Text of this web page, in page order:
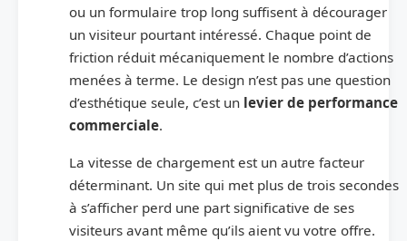
ou un formulaire trop long suffisent à décourager
un visiteur pourtant intéressé. Chaque point de
friction réduit mécaniquement le nombre d’actions
menées à terme. Le design n’est pas une question
d’esthétique seule, c’est un levier de performance
commerciale.
La vitesse de chargement est un autre facteur
déterminant. Un site qui met plus de trois secondes
à s’afficher perd une part significative de ses
visiteurs avant même qu’ils aient vu votre offre.